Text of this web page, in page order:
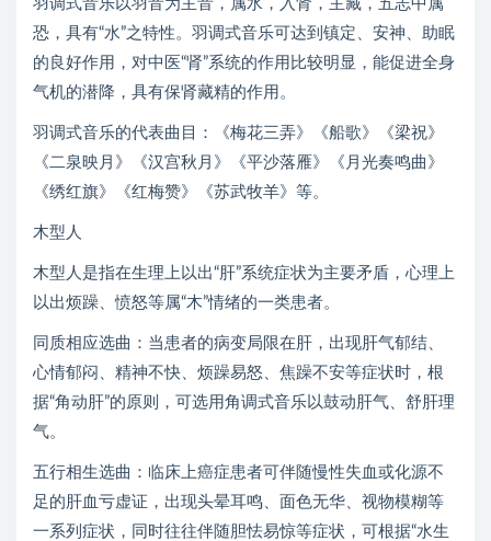
羽调式音乐以羽音为主音，属水，入肾，主藏，五志中属
恐，具有“水”之特性。羽调式音乐可达到镇定、安神、助眠
的良好作用，对中医“肾”系统的作用比较明显，能促进全身
气机的潜降，具有保肾藏精的作用。
羽调式音乐的代表曲目：《梅花三弄》《船歌》《梁祝》
《二泉映月》《汉宫秋月》《平沙落雁》《月光奏鸣曲》
《绣红旗》《红梅赞》《苏武牧羊》等。
木型人
木型人是指在生理上以出“肝”系统症状为主要矛盾，心理上
以出烦躁、愤怒等属“木”情绪的一类患者。
同质相应选曲：当患者的病变局限在肝，出现肝气郁结、
心情郁闷、精神不快、烦躁易怒、焦躁不安等症状时，根
据“角动肝”的原则，可选用角调式音乐以鼓动肝气、舒肝理
气。
五行相生选曲：临床上癌症患者可伴随慢性失血或化源不
足的肝血亏虚证，出现头晕耳鸣、面色无华、视物模糊等
一系列症状，同时往往伴随胆怯易惊等症状，可根据“水生